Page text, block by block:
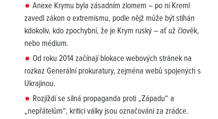
Anexe Krymu byla zásadním zlomem – po ní Kreml
zavedl zákon o extremismu, podle nějž může být stíhán
kdokoliv, kdo zpochybní, že je Krym ruský – ať už člověk,
nebo médium.
Od roku 2014 začínají blokace webových stránek na
rozkaz Generální prokuratury, zejména webů spojených s
Ukrajinou.
Rozjíždí se silná propaganda proti „Západu“ a
„nepřátelům“, kritici války jsou označováni za zrádce.